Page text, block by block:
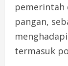
pemerintah
pangan,
termasuk